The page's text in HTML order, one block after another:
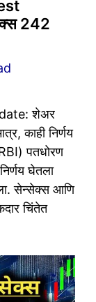
242
शेअर
काही निर्णय
पतधोरण
घेतला
सेन्सेक्स आणि
चिंतेत